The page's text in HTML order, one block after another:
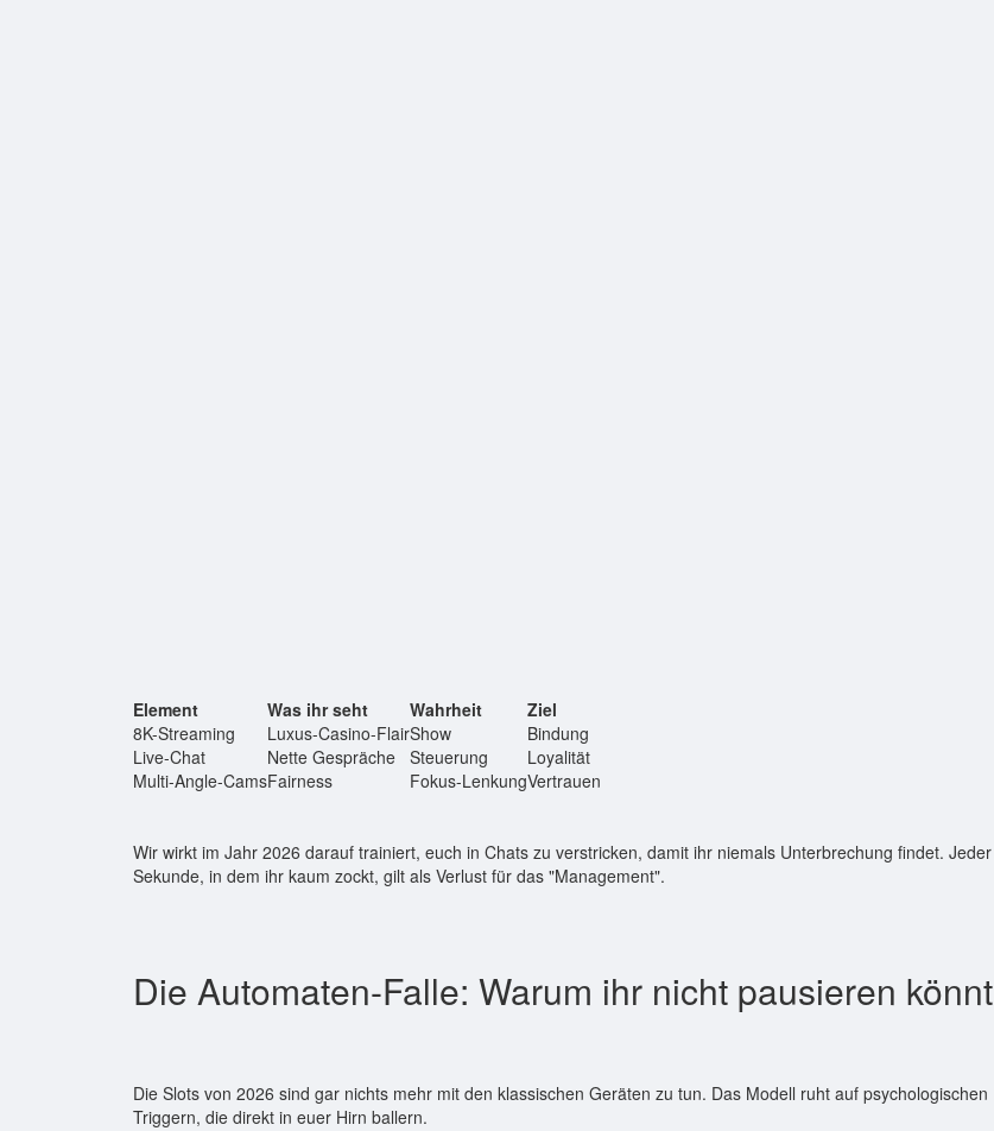
Element Was ihr seht Wahrheit
Ziel
8K-Streaming
Luxus-Casino-FlairShow
Bindung
Live-Chat
Nette Gespräche Steuerung
Loyalität
Multi-Angle-CamsFairness Fokus-LenkungVertrauen
Wir wirkt im Jahr 2026 darauf trainiert, euch in Chats zu verstricken, damit ihr niemals Unterbrechung findet. Jeder
Sekunde, in dem ihr kaum zockt, gilt als Verlust für das "Management".
Die Automaten-Falle: Warum ihr nicht pausieren könnt
Die Slots von 2026 sind gar nichts mehr mit den klassischen Geräten zu tun. Das Modell ruht auf psychologischen
Triggern, die direkt in euer Hirn ballern.